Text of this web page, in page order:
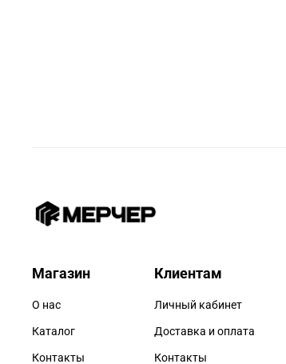
Магазин
О нас
Каталог
Контакты
Клиентам
Личный кабинет
Доставка и оплата
Контакты